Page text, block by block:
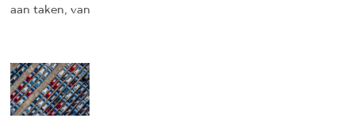
aan taken, van